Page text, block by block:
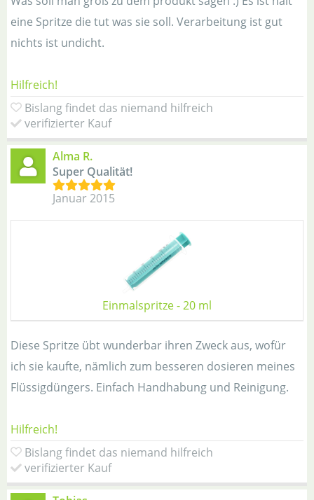
eine Spritze die tut was sie soll. Verarbeitung ist gut
nichts ist undicht.
Hilfreich!
Bislang findet das niemand hilfreich
verifizierter Kauf
Alma R.
Super Qualität!
Januar 2015
Einmalspritze - 20 ml
Diese Spritze übt wunderbar ihren Zweck aus, wofür
ich sie kaufte, nämlich zum besseren dosieren meines
Flüssigdüngers. Einfach Handhabung und Reinigung.
Hilfreich!
Bislang findet das niemand hilfreich
verifizierter Kauf